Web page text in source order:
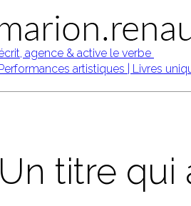
Un titre qui